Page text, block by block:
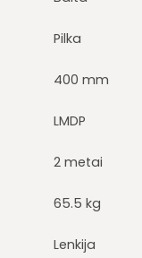
Pilka
400 mm
LMDP
2 metai
65.5 kg
Lenkija